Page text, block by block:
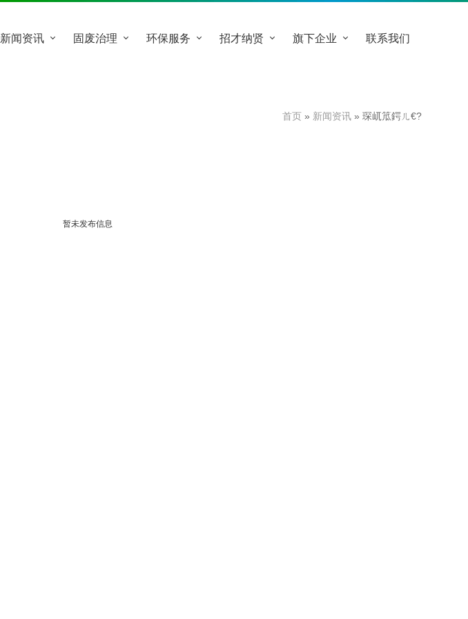
新闻资讯 固废治理 环保服务 招才纳贤 旗下企业 联系我们
首页» 新闻资讯» 琛屼笟鍔ㄦ€?
暂未发布信息